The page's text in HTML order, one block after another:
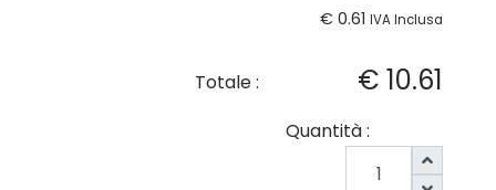
€ 0.61 IVA Inclusa
Totale : € 10.61
Quantità :